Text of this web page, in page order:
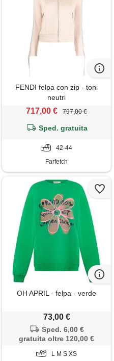
FENDI felpa con zip - toni
neutri
717,00 € 797,00 €
Sped. gratuita
42-44
Farfetch
OH APRIL - felpa - verde
73,00 €
Sped. 6,00 €
gratuita oltre 120,00 €
L M S XS